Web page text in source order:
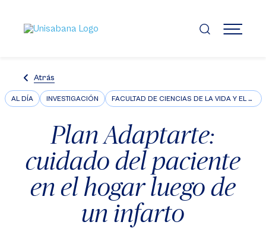
contenido
principal
MENÚ
Atrás
AL DÍA INVESTIGACIÓN FACULTAD DE CIENCIAS DE LA VIDA Y EL BIENESTAR
Plan Adaptarte:
cuidado del paciente
en el hogar luego de
un infarto